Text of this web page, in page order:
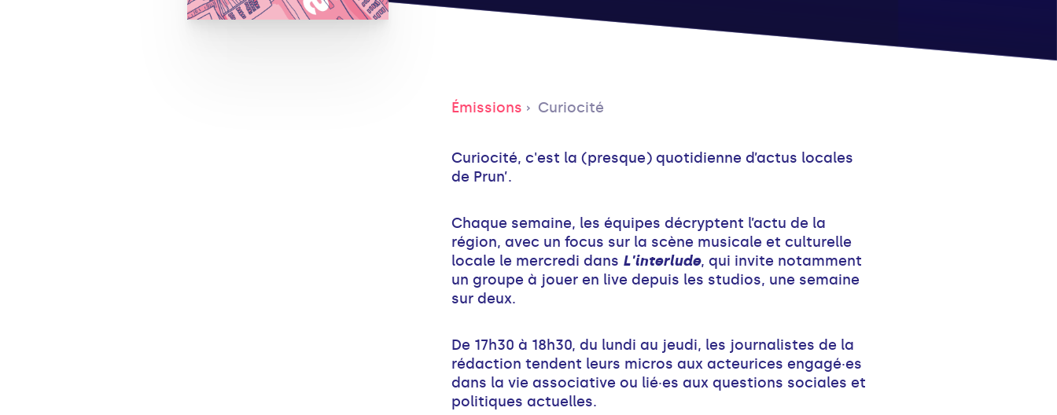
Émissions Curiocité
Curiocité, c'est la (presque) quotidienne d’actus locales
de Prun’.
Chaque semaine, les équipes décryptent l’actu de la
région, avec un focus sur la scène musicale et culturelle
locale le mercredi dans L'interlude, qui invite notamment
un groupe à jouer en live depuis les studios, une semaine
sur deux.
De 17h30 à 18h30, du lundi au jeudi, les journalistes de la
rédaction tendent leurs micros aux acteurices engagé·es
dans la vie associative ou lié·es aux questions sociales et
politiques actuelles.